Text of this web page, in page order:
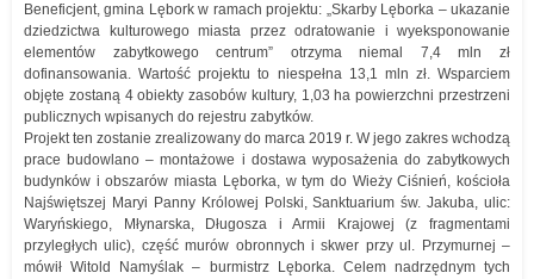
Beneficjent, gmina Lębork w ramach projektu: „Skarby Lęborka – ukazanie
dziedzictwa kulturowego miasta przez odratowanie i wyeksponowanie
elementów zabytkowego centrum” otrzyma niemal 7,4 mln zł
dofinansowania. Wartość projektu to niespełna 13,1 mln zł. Wsparciem
objęte zostaną 4 obiekty zasobów kultury, 1,03 ha powierzchni przestrzeni
publicznych wpisanych do rejestru zabytków.
Projekt ten zostanie zrealizowany do marca 2019 r. W jego zakres wchodzą
prace budowlano – montażowe i dostawa wyposażenia do zabytkowych
budynków i obszarów miasta Lęborka, w tym do Wieży Ciśnień, kościoła
Najświętszej Maryi Panny Królowej Polski, Sanktuarium św. Jakuba, ulic:
Waryńskiego, Młynarska, Długosza i Armii Krajowej (z fragmentami
przyległych ulic), część murów obronnych i skwer przy ul. Przymurnej –
mówił Witold Namyślak – burmistrz Lęborka. Celem nadrzędnym tych